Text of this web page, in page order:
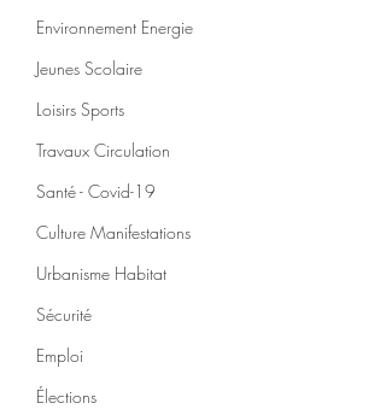
Environnement Energie
Jeunes Scolaire
Loisirs Sports
Travaux Circulation
Santé - Covid-19
Culture Manifestations
Urbanisme Habitat
Sécurité
Emploi
Élections